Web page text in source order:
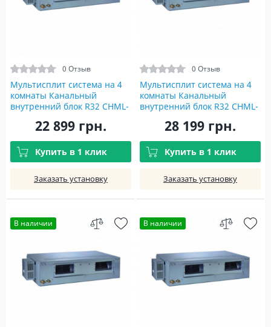
0 Отзыв
Мультисплит система на 4
комнаты Канальный
внутренний блок R32 CHML-
22 899 грн.
Купить в 1 клик
Заказать установку
0 Отзыв
Мультисплит система на 4
комнаты Канальный
внутренний блок R32 CHML-
28 199 грн.
Купить в 1 клик
Заказать установку
В наличии В наличии